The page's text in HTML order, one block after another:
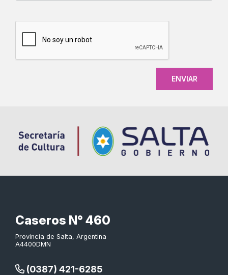
Caseros N° 460
Provincia de Salta, Argentina
A4400DMN
(0387) 421-6285